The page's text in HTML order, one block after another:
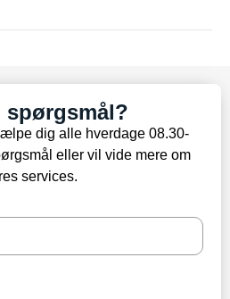
spørgsmål?
dig alle hverdage 08.30-
eller vil vide mere om
services.